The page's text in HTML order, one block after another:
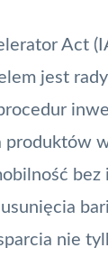
Act
jest
bez
nie